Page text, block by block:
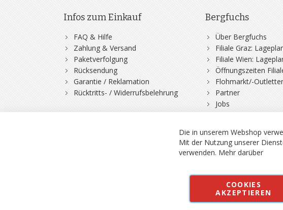
Infos zum Einkauf
FAQ & Hilfe
Zahlung & Versand
Paketverfolgung
Rücksendung
Garantie / Reklamation
Rücktritts- / Widerrufsbelehrung
Bergfuchs
Über Bergfuchs
Filiale Graz:
Filiale Wien:
Öffnungszeiten
Flohmarkt/-
Partner
Jobs
Vertrag widerrufen Kontakt
Alle Preise inkl. MWSt. in EUR,
Die in unserem Webshop
Mit der Nutzung unserer
verwenden. Mehr darüber
COOKIES
AKZEPTIEREN